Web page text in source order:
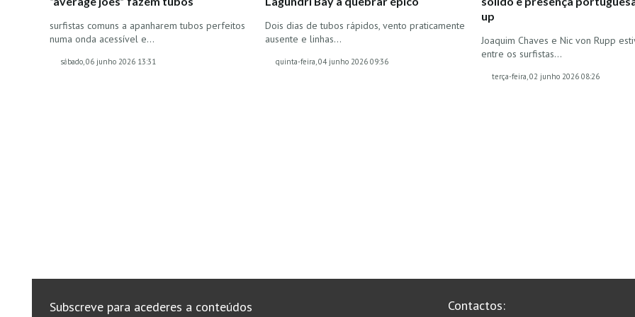
surfistas comuns a apanharem tubos perfeitos
numa onda acessível e…
sábado, 06 junho 2026 13:31
Dois dias de tubos rápidos, vento praticamente
ausente e linhas…
quinta-feira, 04 junho 2026 09:36
up
Joaquim Chaves e Nic von Rupp
entre os surfistas…
terça-feira, 02 junho 2026 08:26
Subscreve para acederes a conteúdos
Contactos: